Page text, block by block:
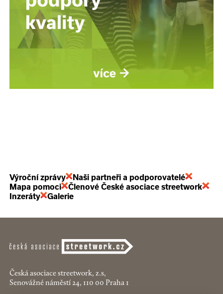
Výroční zprávy
Naši partneři a podporovatelé
Mapa pomoci
Členové České asociace streetwork
Inzeráty
Galerie
Česká asociace streetwork, z.s,
Senovážné náměstí 24, 110 00 Praha 1